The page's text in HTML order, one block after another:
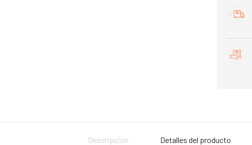
Descripción Detalles del producto